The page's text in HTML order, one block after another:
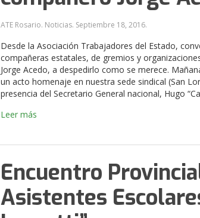
ATE Rosario. Noticias. Septiembre 18, 2016.
Desde la Asociación Trabajadores del Estado,
compañeras estatales, de gremios y
Jorge Acedo, a despedirlo como se merece.
un acto homenaje en nuestra sede sindical (San
presencia del Secretario General nacional, Hugo
Leer más
Encuentro
Asistentes